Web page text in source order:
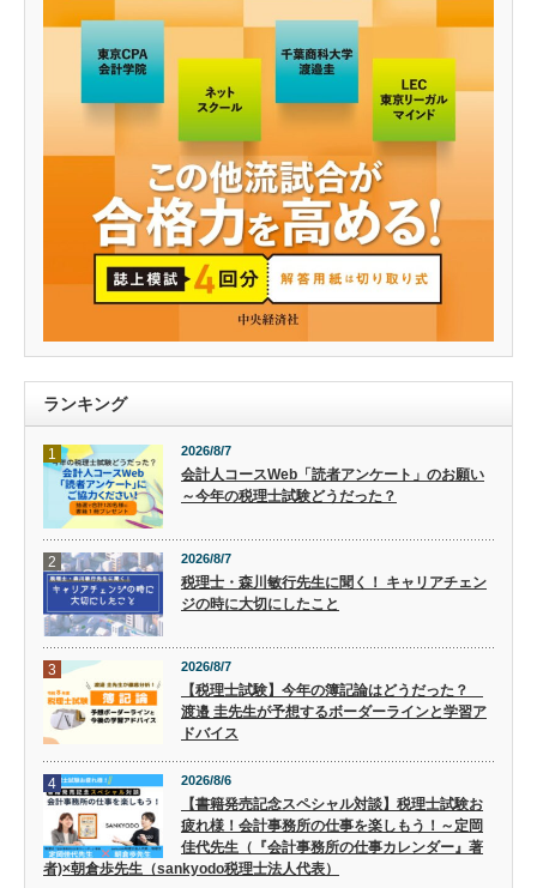
ランキング
1 2026/8/7
会計人コースWeb「読者アンケート」のお願い
～今年の税理士試験どうだった？
2 2026/8/7
税理士・森川敏行先生に聞く！ キャリアチェン
ジの時に大切にしたこと
3 2026/8/7
【税理士試験】今年の簿記論はどうだった？
渡邉 圭先生が予想するボーダーラインと学習ア
ドバイス
4 2026/8/6
【書籍発売記念スペシャル対談】税理士試験お
疲れ様！会計事務所の仕事を楽しもう！～定岡
佳代先生（『会計事務所の仕事カレンダー』著
者)×朝倉歩先生（sankyodo税理士法人代表）